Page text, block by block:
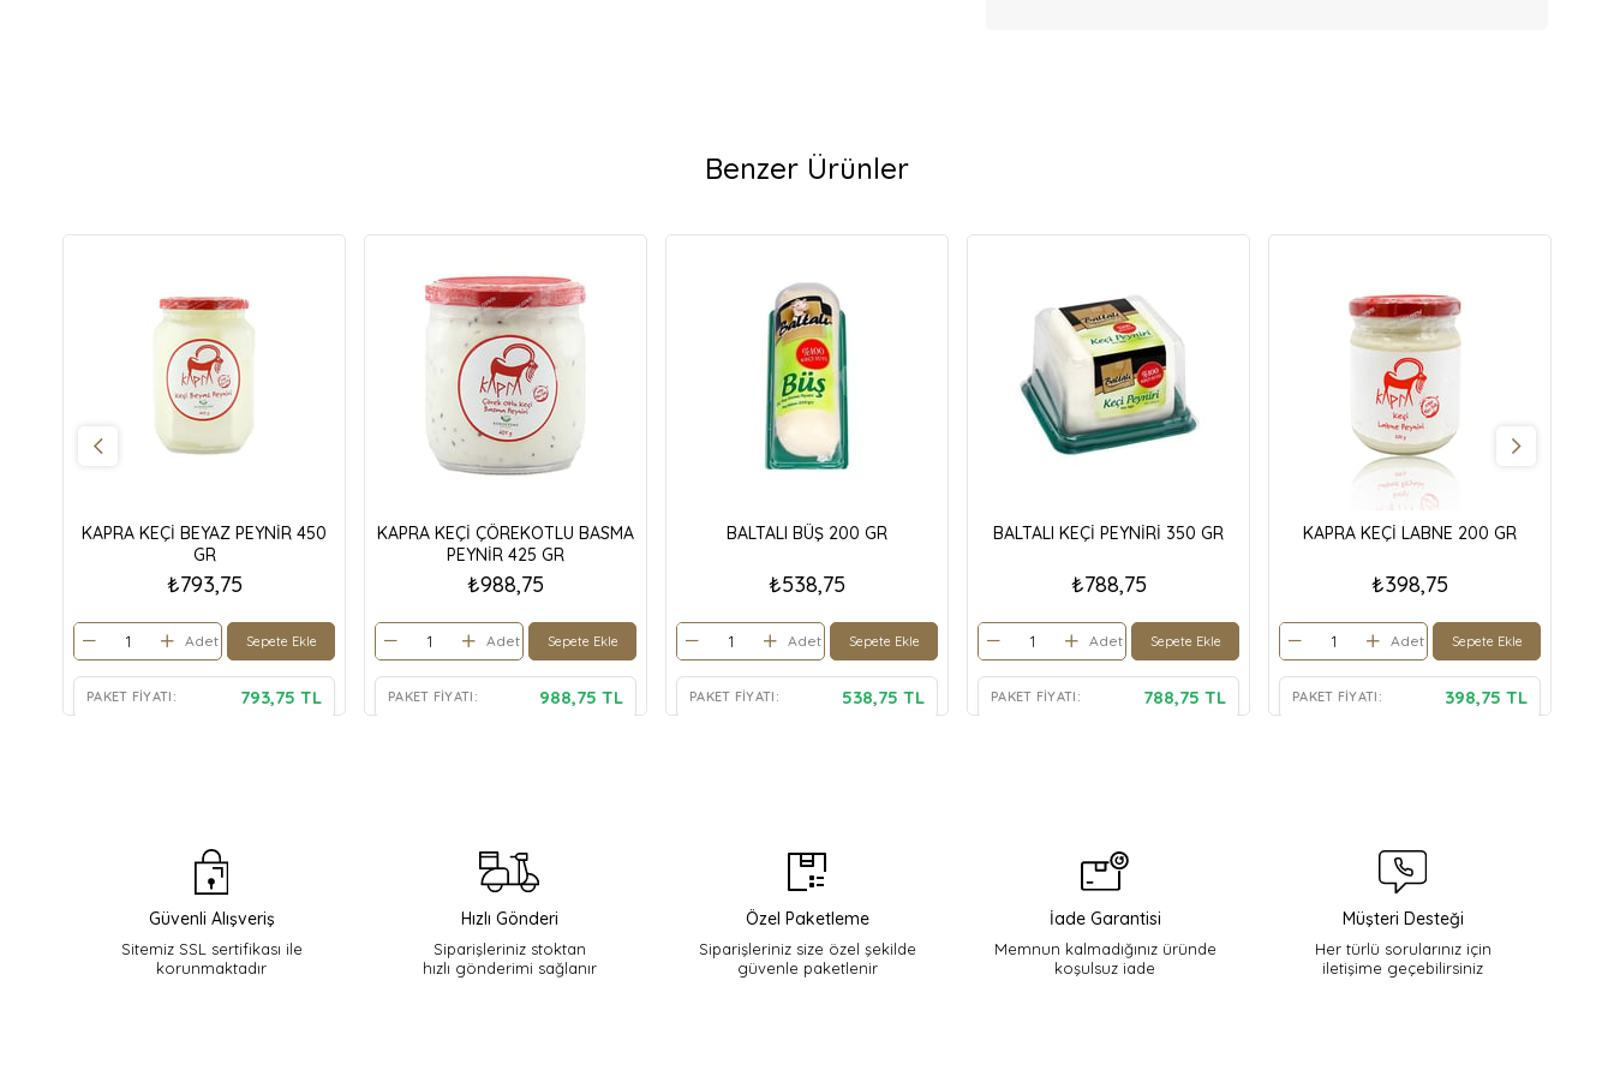
Benzer Ürünler
KAPRA KEÇİ BEYAZ PEYNİR 450
GR
₺793,75
Adet Sepete Ekle
PAKET FIYATI: 793,75 TL
KAPRA KEÇİ ÇÖREKOTLU BASMA
PEYNİR 425 GR
₺988,75
Adet Sepete Ekle
PAKET FIYATI: 988,75 TL
BALTALI BÜŞ 200 GR
₺538,75
Adet Sepete Ekle
PAKET FIYATI: 538,75 TL
BALTALI KEÇİ PEYNİRİ 350 GR
₺788,75
Adet Sepete Ekle
PAKET FIYATI: 788,75 TL
KAPRA KEÇİ LABNE 200 GR
₺398,75
Adet Sepete Ekle
PAKET FIYATI: 398,75 TL
Güvenli Alışveriş
Sitemiz SSL sertifikası ile
korunmaktadır
Hızlı Gönderi
Siparişleriniz stoktan
hızlı gönderimi sağlanır
Özel Paketleme
Siparişleriniz size özel şekilde
güvenle paketlenir
İade Garantisi
Memnun kalmadığınız üründe
koşulsuz iade
Müşteri Desteği
Her türlü sorularınız için
iletişime geçebilirsiniz